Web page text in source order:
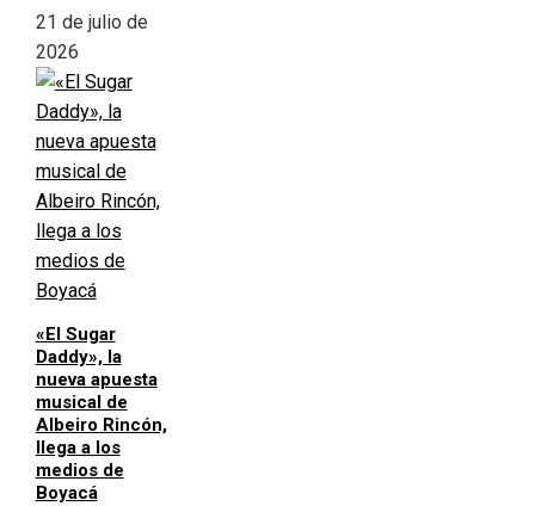
21 de julio de
2026
«El Sugar
Daddy», la
nueva apuesta
musical de
Albeiro Rincón,
llega a los
medios de
Boyacá